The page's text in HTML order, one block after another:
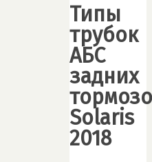
Типы
трубок
АБС
задних
Solaris
2018